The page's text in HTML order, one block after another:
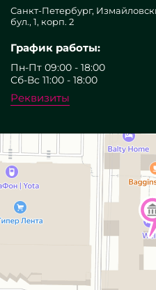
Санкт-Петербург,
бул., 1, корп. 2
График работы:
Пн-Пт 09:00 - 18:00
Сб-Вс 11:00 - 18:00
Реквизиты